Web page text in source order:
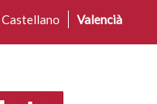
Castellano Valencià